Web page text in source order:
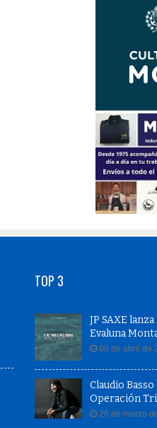
TOP 3
JP SAXE
Evaluna
08 de abril de
Claudio
Operación
26 de marzo